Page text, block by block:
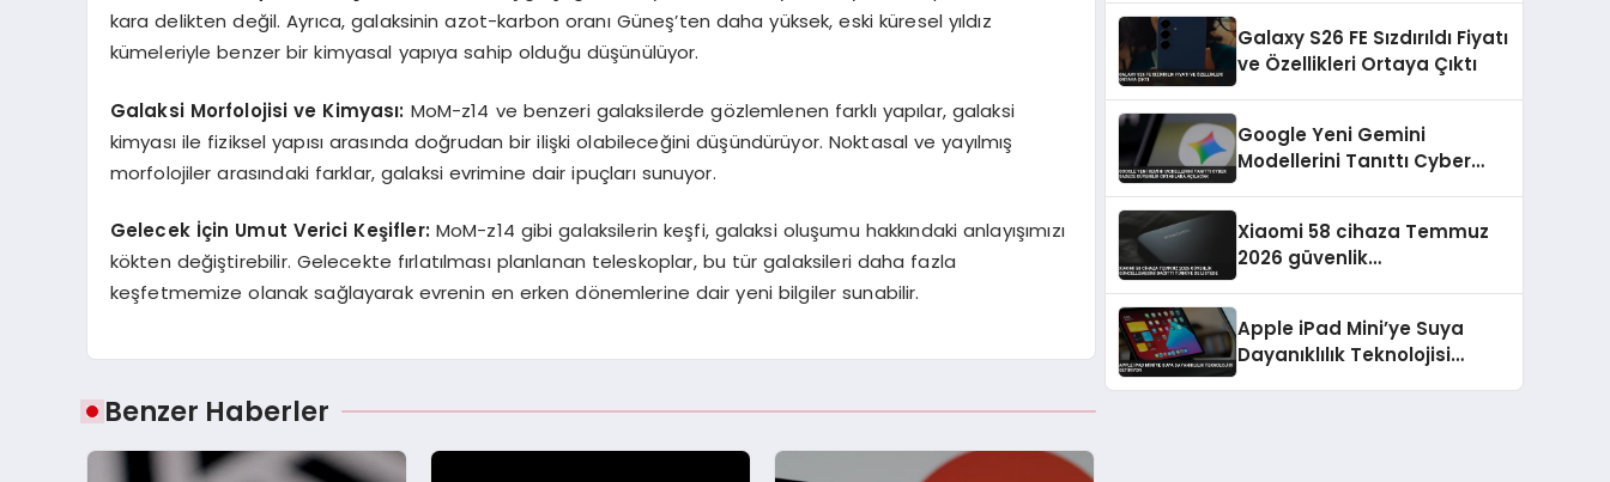
kara delikten değil. Ayrıca, galaksinin azot-karbon oranı Güneş’ten daha yüksek, eski küresel yıldız
kümeleriyle benzer bir kimyasal yapıya sahip olduğu düşünülüyor.
Galaksi Morfolojisi ve Kimyası: MoM-z14 ve benzeri galaksilerde gözlemlenen farklı yapılar, galaksi
kimyası ile fiziksel yapısı arasında doğrudan bir ilişki olabileceğini düşündürüyor. Noktasal ve yayılmış
morfolojiler arasındaki farklar, galaksi evrimine dair ipuçları sunuyor.
Gelecek İçin Umut Verici Keşifler: MoM-z14 gibi galaksilerin keşfi, galaksi oluşumu hakkındaki anlayışımızı
kökten değiştirebilir. Gelecekte fırlatılması planlanan teleskoplar, bu tür galaksileri daha fazla
keşfetmemize olanak sağlayarak evrenin en erken dönemlerine dair yeni bilgiler sunabilir.
Benzer Haberler
Galaxy S26 FE Sızdırıldı Fiyatı
ve Özellikleri Ortaya Çıktı
Google Yeni Gemini
Modellerini Tanıttı Cyber
Xiaomi 58 cihaza Temmuz
2026 güvenlik
Apple iPad Mini’ye Suya
Dayanıklılık Teknolojisi